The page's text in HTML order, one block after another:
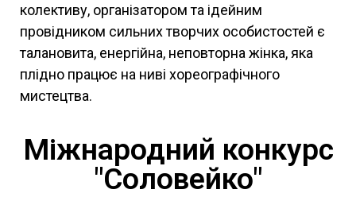
колективу, організатором та ідейним
провідником сильних творчих особистостей є
талановита, енергійна, неповторна жінка, яка
плідно працює на ниві хореографічного
мистецтва.
Міжнародний конкурс
"Соловейко"